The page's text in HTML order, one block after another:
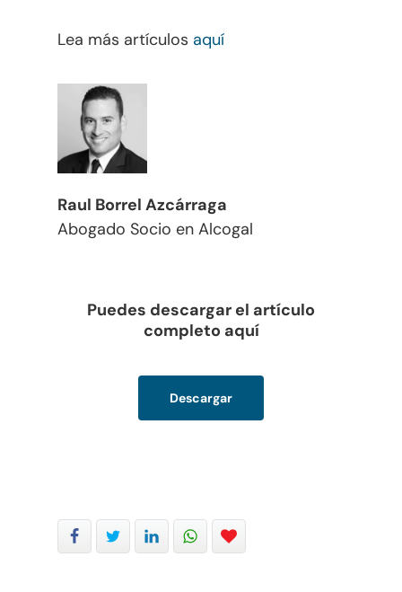
Lea más artículos aquí
Raul Borrel Azcárraga
Abogado Socio en Alcogal
Puedes descargar el artículo
completo aquí
Descargar
Migración